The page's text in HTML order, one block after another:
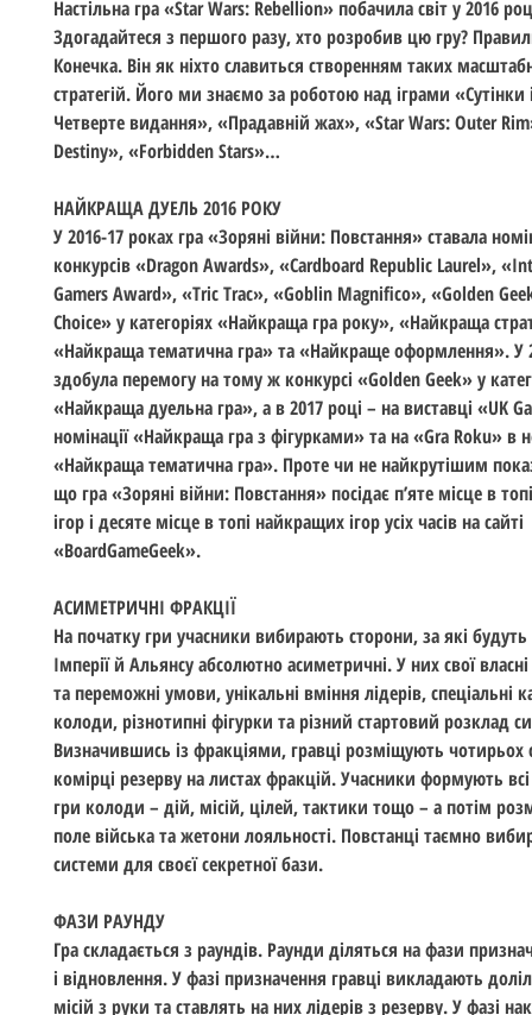
Настільна гра «Star Wars: Rebellion» побачила світ у 2016
Здогадайтеся з першого разу, хто розробив цю гру?
Конечка. Він як ніхто славиться створенням таких
стратегій. Його ми знаємо за роботою над іграми «Сутінки
Четверте видання», «Прадавній жах», «Star Wars: Outer
Destiny», «Forbidden Stars»…
НАЙКРАЩА ДУЕЛЬ 2016 РОКУ
У 2016-17 роках гра «Зоряні війни: Повстання» ставала
конкурсів «Dragon Awards», «Cardboard Republic Laurel»,
Gamers Award», «Tric Trac», «Goblin Magnifico», «Golden
Choice» у категоріях «Найкраща гра року», «Найкраща
«Найкраща тематична гра» та «Найкраще оформлення». У
здобула перемогу на тому ж конкурсі «Golden Geek» у
«Найкраща дуельна гра», а в 2017 році – на виставці «UK
номінації «Найкраща гра з фігурками» та на «Gra Roku» в
«Найкраща тематична гра». Проте чи не найкрутішим
що гра «Зоряні війни: Повстання» посідає п’яте місце в
ігор і десяте місце в топі найкращих ігор усіх часів на сайті
«BoardGameGeek».
АСИМЕТРИЧНІ ФРАКЦІЇ
На початку гри учасники вибирають сторони, за які будуть
Імперії й Альянсу абсолютно асиметричні. У них свої власні
та переможні умови, унікальні вміння лідерів, спеціальні
колоди, різнотипні фігурки та різний стартовий розклад
Визначившись із фракціями, гравці розміщують чотирьох
комірці резерву на листах фракцій. Учасники формують
гри колоди – дій, місій, цілей, тактики тощо – а потім
поле війська та жетони лояльності. Повстанці таємно
системи для своєї секретної бази.
ФАЗИ РАУНДУ
Гра складається з раундів. Раунди діляться на фази
і відновлення. У фазі призначення гравці викладають
місій з руки та ставлять на них лідерів з резерву. У фазі